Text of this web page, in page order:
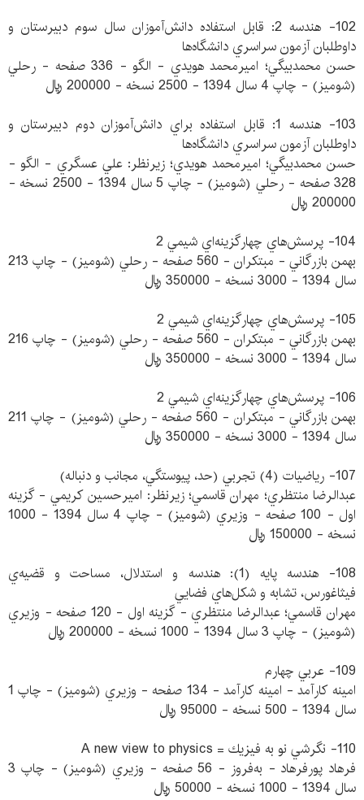
102- هندسه 2: قابل استفاده دانش‌آموزان سال سوم دبيرستان و
داوطلبان آزمون سراسري دانشگاه‌ها
حسن محمدبيگي؛ اميرمحمد هويدي - الگو - 336 صفحه - رحلي
(شوميز) - چاپ 4 سال 1394 - 2500 نسخه - 200000 ريال
103- هندسه 1: قابل استفاده براي دانش‌آموزان دوم دبيرستان و
داوطلبان آزمون سراسري دانشگاه‌ها
حسن محمدبيگي؛ اميرمحمد هويدي؛ زيرنظر: علي عسگري - الگو -
328 صفحه - رحلي (شوميز) - چاپ 5 سال 1394 - 2500 نسخه -
200000 ريال
104- پرسش‌هاي چهارگزينه‌اي شيمي 2
بهمن بازرگاني - مبتكران - 560 صفحه - رحلي (شوميز) - چاپ 213
سال 1394 - 3000 نسخه - 350000 ريال
105- پرسش‌هاي چهارگزينه‌اي شيمي 2
بهمن بازرگاني - مبتكران - 560 صفحه - رحلي (شوميز) - چاپ 216
سال 1394 - 3000 نسخه - 350000 ريال
106- پرسش‌هاي چهارگزينه‌اي شيمي 2
بهمن بازرگاني - مبتكران - 560 صفحه - رحلي (شوميز) - چاپ 211
سال 1394 - 3000 نسخه - 350000 ريال
107- رياضيات (4) تجربي (حد، پيوستگي، مجانب و دنباله)
عبدالرضا منتظري؛ مهران قاسمي؛ زيرنظر: اميرحسين كريمي - گزينه
اول - 100 صفحه - وزيري (شوميز) - چاپ 4 سال 1394 - 1000
نسخه - 150000 ريال
108- هندسه پايه (1): هندسه و استدلال، مساحت و قضيه‌ي
فيثاغورس، تشابه و شكل‌هاي فضايي
مهران قاسمي؛ عبدالرضا منتظري - گزينه اول - 120 صفحه - وزيري
(شوميز) - چاپ 3 سال 1394 - 1000 نسخه - 200000 ريال
109- عربي چهارم
امينه كارآمد - امينه كارآمد - 134 صفحه - وزيري (شوميز) - چاپ 1
سال 1394 - 500 نسخه - 95000 ريال
110- نگرشي نو به فيزيك = A new view to physics
فرهاد پورفرهاد - به‌فروز - 56 صفحه - وزيري (شوميز) - چاپ 3
سال 1394 - 1000 نسخه - 50000 ريال